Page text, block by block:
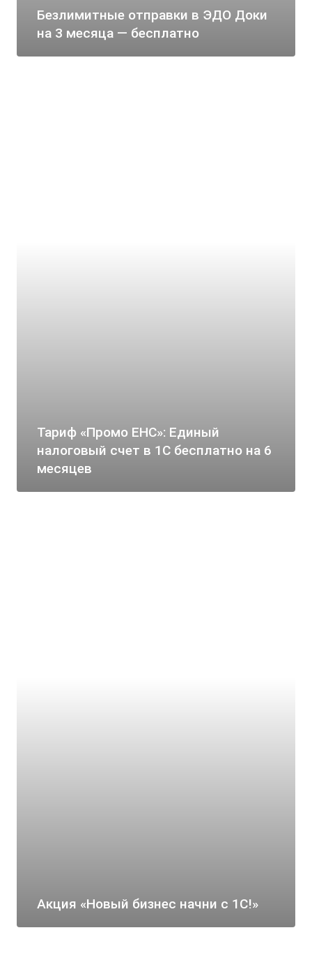
Безлимитные отправки в ЭДО Доки
на 3 месяца — бесплатно
Тариф «Промо ЕНС»: Единый
налоговый счет в 1С бесплатно на 6
месяцев
Акция «Новый бизнес начни с 1С!»